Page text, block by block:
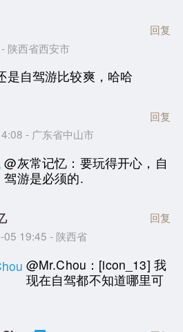
陕西省西安市
回复
是自驾游比较爽，哈哈
- 广东省中山市
回复
@灰常记忆：要玩得开心，自
驾游是必须的.
19:45 - 陕西省
回复
@Mr.Chou：[icon_13] 我
现在自驾都不知道哪里可